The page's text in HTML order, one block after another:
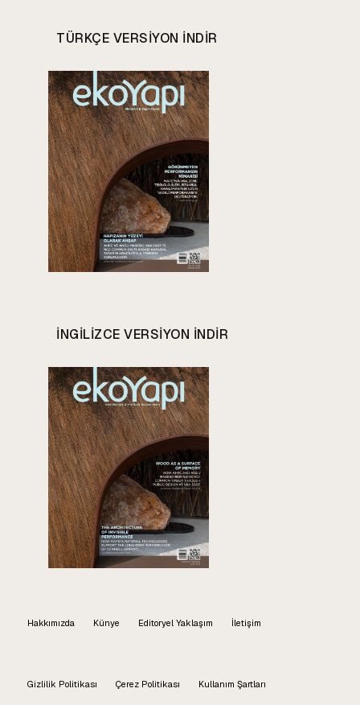
TÜRKÇE VERSIYON INDIR
INGILIZCE VERSIYON INDIR
Hakkımızda Künye Editoryel Yaklaşım İletişim
Gizlilik Politikası Çerez Politikası Kullanım Şartları